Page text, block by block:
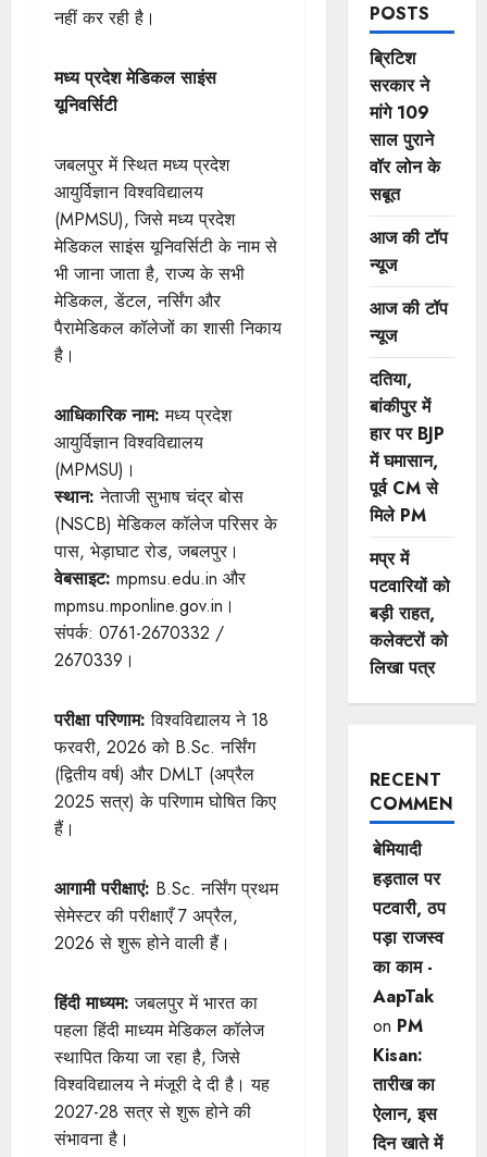
नहीं कर रही है।
मध्य प्रदेश मेडिकल साइंस
यूनिवर्सिटी
जबलपुर में स्थित मध्य प्रदेश
आयुर्विज्ञान विश्वविद्यालय
(MPMSU), जिसे मध्य प्रदेश
मेडिकल साइंस यूनिवर्सिटी के नाम से
भी जाना जाता है, राज्य के सभी
मेडिकल, डेंटल, नर्सिंग और
पैरामेडिकल कॉलेजों का शासी निकाय
है।
आधिकारिक नाम: मध्य प्रदेश
आयुर्विज्ञान विश्वविद्यालय
(MPMSU)।
स्थान:नेताजी सुभाष चंद्र बोस
(NSCB) मेडिकल कॉलेज परिसर के
पास, भेड़ाघाट रोड, जबलपुर।
वेबसाइट: mpmsu.edu.in और
mpmsu.mponline.gov.in।
संपर्क: 0761-2670332 /
2670339।
परीक्षा परिणाम: विश्वविद्यालय ने 18
फरवरी, 2026 को B.Sc. नर्सिंग
(द्वितीय वर्ष) और DMLT (अप्रैल
2025 सत्र) के परिणाम घोषित किए
हैं।
आगामी परीक्षाएं: B.Sc. नर्सिंग प्रथम
सेमेस्टर की परीक्षाएँ 7 अप्रैल,
2026 से शुरू होने वाली हैं।
हिंदी माध्यम: जबलपुर में भारत का
पहला हिंदी माध्यम मेडिकल कॉलेज
स्थापित किया जा रहा है, जिसे
विश्वविद्यालय ने मंजूरी दे दी है। यह
2027-28 सत्र से शुरू होने की
संभावना है।
POSTS
ब्रिटिश
सरकार ने
मांगे 109
साल पुराने
वॉर लोन के
सबूत
आज की टॉप
न्यूज
आज की टॉप
न्यूज
दतिया,
बांकीपुर में
हार पर BJP
में घमासान,
पूर्व CM से
मिले PM
मप्र में
पटवारियों को
बड़ी राहत,
कलेक्टरों को
लिखा पत्र
RECENT
COMMENTS
बेमियादी
हड़ताल पर
पटवारी, ठप
पड़ा राजस्व
का काम -
AapTak
on PM
Kisan:
तारीख का
ऐलान, इस
दिन खाते में